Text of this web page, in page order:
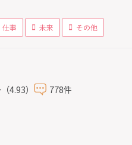
仕事 未来 その他
（4.93） 778件